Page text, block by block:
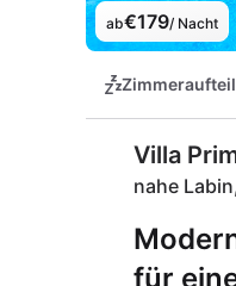
ab€179/ Nacht
Villa
nahe
für